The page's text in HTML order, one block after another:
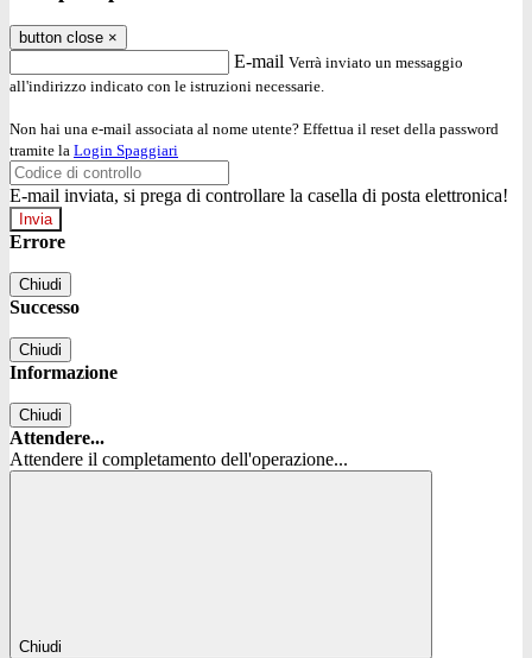
button close ×
E-mail Verrà inviato un messaggio
all'indirizzo indicato con le istruzioni necessarie.
Non hai una e-mail associata al nome utente? Effettua il reset della password
tramite la Login Spaggiari
E-mail inviata, si prega di controllare la casella di posta elettronica!
Errore
Chiudi
Successo
Chiudi
Informazione
Chiudi
Attendere...
Attendere il completamento dell'operazione...
Chiudi